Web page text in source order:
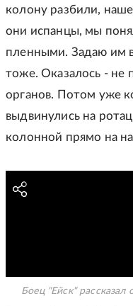
колону разбили,
они испанцы, мы
пленными. Задаю им
тоже. Оказалось - не
органов. Потом уже
выдвинулись на
колонной прямо на
Боец "Ейск" рассказал